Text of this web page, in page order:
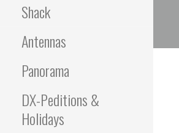
Shack
Antennas
Panorama
DX-Peditions &
Holidays